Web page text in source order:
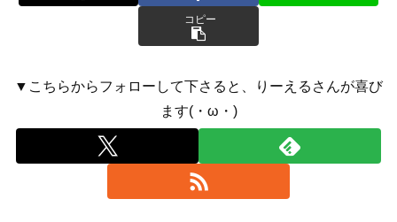
コピー
▼こちらからフォローして下さると、りーえるさんが喜び
ます(・ω・)